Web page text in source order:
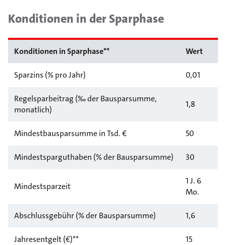
Konditionen in der Sparphase
Konditionen in Sparphase** Wert
Sparzins (% pro Jahr) 0,01
Regelsparbeitrag (‰ der Bausparsumme,
monatlich)
1,8
Mindestbausparsumme in Tsd. € 50
Mindestsparguthaben (% der Bausparsumme) 30
Mindestsparzeit
1 J. 6
Mo.
Abschlussgebühr (% der Bausparsumme) 1,6
Jahresentgelt (€)** 15